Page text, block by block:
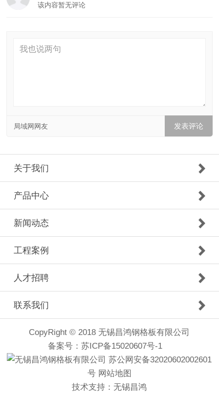
该内容暂无评论
局域网网友
关于我们
产品中心
新闻动态
工程案例
人才招聘
联系我们
CopyRight © 2018 无锡昌鸿钢格板有限公司
备案号：苏ICP备15020607号-1
苏公网安备32020602002601
号 网站地图
技术支持： 无锡昌鸿